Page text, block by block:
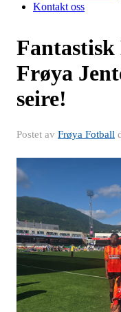
Kontakt oss
Frøya
seire!
Postet av Frøya Fotball